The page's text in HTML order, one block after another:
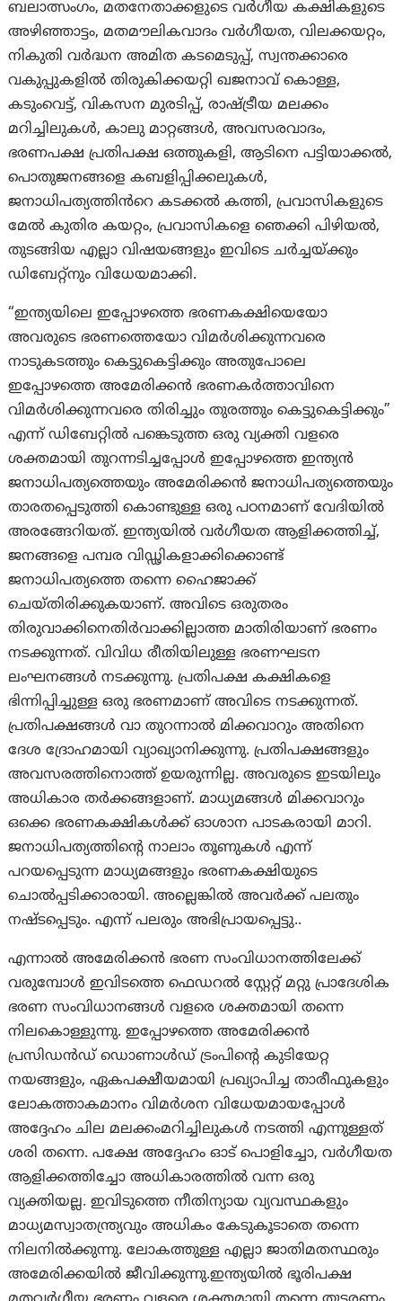
ബലാത്സംഗം, മതനേതാക്കളുടെ വർഗീയ കക്ഷികളുടെ
അഴിഞ്ഞാട്ടം, മതമൗലികവാദം വർഗീയത, വിലക്കയറ്റം,
നികുതി വർദ്ധന അമിത കടമെടുപ്പ്, സ്വന്തക്കാരെ
വകുപ്പുകളിൽ തിരുകിക്കയറ്റി ഖജനാവ് കൊള്ള,
കടുംവെട്ട്, വികസന മുരടിപ്പ്, രാഷ്ട്രീയ മലക്കം
മറിച്ചിലുകൾ, കാലു മാറ്റങ്ങൾ, അവസരവാദം,
ഭരണപക്ഷ പ്രതിപക്ഷ ഒത്തുകളി, ആടിനെ പട്ടിയാക്കൽ,
പൊതുജനങ്ങളെ കബളിപ്പിക്കലുകൾ,
ജനാധിപത്യത്തിൻറെ കടക്കൽ കത്തി, പ്രവാസികളുടെ
മേൽ കുതിര കയറ്റം, പ്രവാസികളെ ഞെക്കി പിഴിയൽ,
തുടങ്ങിയ എല്ലാ വിഷയങ്ങളും ഇവിടെ ചർച്ചയ്ക്കും
ഡിബേറ്റ്നും വിധേയമാക്കി.
“ഇന്ത്യയിലെ ഇപ്പോഴത്തെ ഭരണകക്ഷിയെയോ
അവരുടെ ഭരണത്തെയോ വിമർശിക്കുന്നവരെ
നാടുകടത്തും കെട്ടുകെട്ടിക്കും അതുപോലെ
ഇപ്പോഴത്തെ അമേരിക്കൻ ഭരണകർത്താവിനെ
വിമർശിക്കുന്നവരെ തിരിച്ചും തുരത്തും കെട്ടുകെട്ടിക്കും”
എന്ന് ഡിബേറ്റിൽ പങ്കെടുത്ത ഒരു വ്യക്തി വളരെ
ശക്തമായി തുറന്നടിച്ചപ്പോൾ ഇപ്പോഴത്തെ ഇന്ത്യൻ
ജനാധിപത്യത്തെയും അമേരിക്കൻ ജനാധിപത്യത്തെയും
താരതപ്പെടുത്തി കൊണ്ടുള്ള ഒരു പഠനമാണ് വേദിയിൽ
അരങ്ങേറിയത്. ഇന്ത്യയിൽ വർഗീയത ആളിക്കത്തിച്ച്,
ജനങ്ങളെ പമ്പര വിഡ്ഢികളാക്കിക്കൊണ്ട്
ജനാധിപത്യത്തെ തന്നെ ഹൈജാക്ക്
ചെയ്തിരിക്കുകയാണ്. അവിടെ ഒരുതരം
തിരുവാക്കിനെതിർവാക്കില്ലാത്ത മാതിരിയാണ് ഭരണം
നടക്കുന്നത്. വിവിധ രീതിയിലുള്ള ഭരണഘടന
ലംഘനങ്ങൾ നടക്കുന്നു. പ്രതിപക്ഷ കക്ഷികളെ
ഭിന്നിപ്പിച്ചുള്ള ഒരു ഭരണമാണ് അവിടെ നടക്കുന്നത്.
പ്രതിപക്ഷങ്ങൾ വാ തുറന്നാൽ മിക്കവാറും അതിനെ
ദേശ ദ്രോഹമായി വ്യാഖ്യാനിക്കുന്നു. പ്രതിപക്ഷങ്ങളും
അവസരത്തിനൊത്ത് ഉയരുന്നില്ല. അവരുടെ ഇടയിലും
അധികാര തർക്കങ്ങളാണ്. മാധ്യമങ്ങൾ മിക്കവാറും
ഒക്കെ ഭരണകക്ഷികൾക്ക് ഓശാന പാടകരായി മാറി.
ജനാധിപത്യത്തിന്റെ നാലാം തൂണുകൾ എന്ന്
പറയപ്പെടുന്ന മാധ്യമങ്ങളും ഭരണകക്ഷിയുടെ
ചൊൽപ്പടിക്കാരായി. അല്ലെങ്കിൽ അവർക്ക് പലതും
നഷ്ടപ്പെടും. എന്ന് പലരും അഭിപ്രായപ്പെട്ടു..
എന്നാൽ അമേരിക്കൻ ഭരണ സംവിധാനത്തിലേക്ക്
വരുമ്പോൾ ഇവിടത്തെ ഫെഡറൽ സ്റ്റേറ്റ് മറ്റു പ്രാദേശിക
ഭരണ സംവിധാനങ്ങൾ വളരെ ശക്തമായി തന്നെ
നിലകൊള്ളുന്നു. ഇപ്പോഴത്തെ അമേരിക്കൻ
പ്രസിഡൻഡ് ഡൊണാൾഡ് ട്രംപിന്റെ കുടിയേറ്റ
നയങ്ങളും, ഏകപക്ഷീയമായി പ്രഖ്യാപിച്ച താരീഫുകളും
ലോകത്താകമാനം വിമർശന വിധേയമായപ്പോൾ
അദ്ദേഹം ചില മലക്കംമറിച്ചിലുകൾ നടത്തി എന്നുള്ളത്
ശരി തന്നെ. പക്ഷേ അദ്ദേഹം ഓട് പൊളിച്ചോ, വർഗീയത
ആളിക്കത്തിച്ചോ അധികാരത്തിൽ വന്ന ഒരു
വ്യക്തിയല്ല. ഇവിടുത്തെ നീതിന്യായ വ്യവസ്ഥകളും
മാധ്യമസ്വാതന്ത്ര്യവും അധികം കേടുകൂടാതെ തന്നെ
നിലനിൽക്കുന്നു. ലോകത്തുള്ള എല്ലാ ജാതിമതസ്ഥരും
അമേരിക്കയിൽ ജീവിക്കുന്നു.ഇന്ത്യയിൽ ഭൂരിപക്ഷ